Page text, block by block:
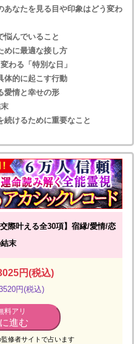
あなたを見る目や印象はどう変わ
悩んでいること
めに最適な接し方
わる「特別な日」
体的に起こす行動
愛情と幸せの形
続けるために重要なこと
際叶える全30項】宿縁/愛情/恋
末
円(税込)
円(税込)
料アリ
進む
修者サイトで占います